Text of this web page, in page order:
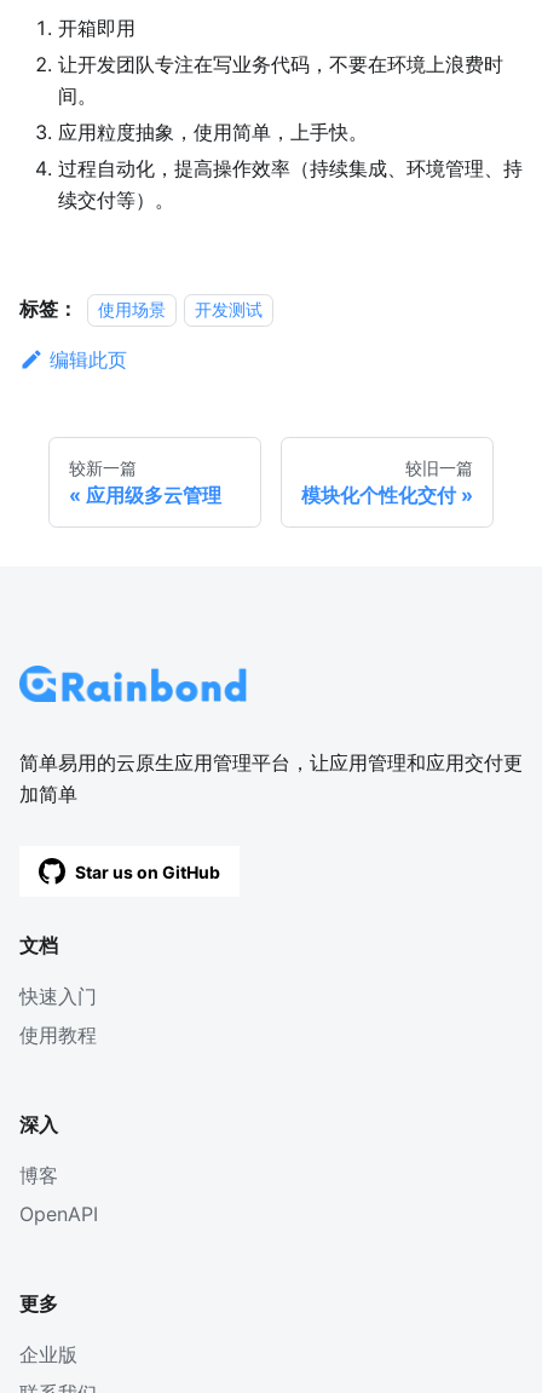
开箱即用
让开发团队专注在写业务代码，不要在环境上浪费时
间。
应用粒度抽象，使用简单，上手快。
过程自动化，提高操作效率（持续集成、环境管理、持
续交付等）。
标签： 使用场景 开发测试
编辑此页
较新一篇
应用级多云管理
较旧一篇
模块化个性化交付
简单易用的云原生应用管理平台，让应用管理和应用交付更
加简单
Star us on GitHub
文档
快速入门
使用教程
深入
博客
OpenAPI
更多
企业版